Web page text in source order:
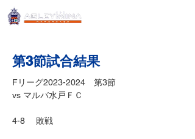
第3節試合結果
Fリーグ2023-2024　第3節
vs マルバ水戸ＦＣ
4-8 　敗戦